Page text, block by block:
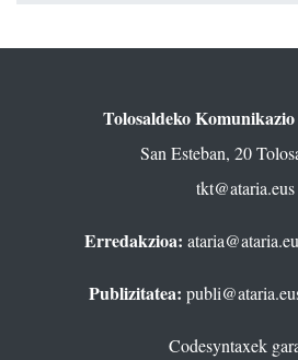
Tolosaldeko
San Esteban, 20
tkt@ataria.eus
Erredakzioa:
Publizitatea:
Codesyntaxek